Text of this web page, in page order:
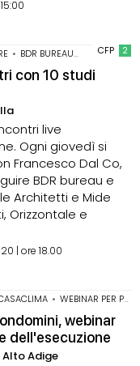
CFP 2
• BDR BUREAU• CARLANA
con 10 studi
live
Ogni giovedì si
Francesco Dal Co,
BDR bureau e
Architetti e Mide
Orizzontale e
| ore 18.00
• WEBINAR PER PROGETTISTI
webinar
dell'esecuzione
Alto Adige